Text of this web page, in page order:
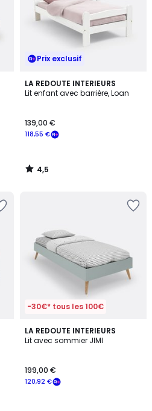
Prix exclusif
LA REDOUTE INTERIEURS
Lit enfant avec barrière, Loan
118,55 €
139,00 €
4,5
/ 5
4,5
/
-30€* tous les 100€
LA REDOUTE INTERIEURS
Lit avec sommier JIMI
120,92 €
199,00 €
3,9
/ 5
2
Couleurs